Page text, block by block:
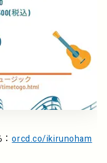
：orcd.co/ikirunoham